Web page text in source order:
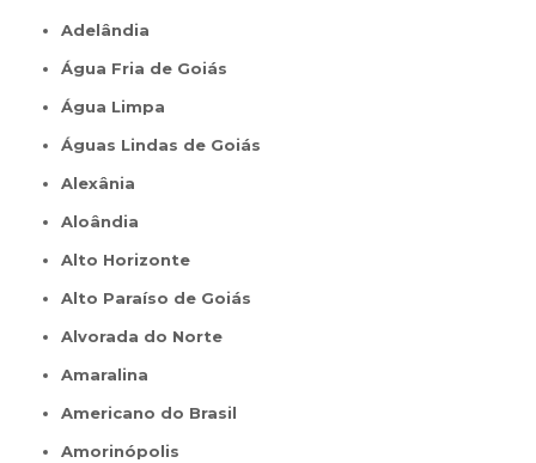
Adelândia
Água Fria de Goiás
Água Limpa
Águas Lindas de Goiás
Alexânia
Aloândia
Alto Horizonte
Alto Paraíso de Goiás
Alvorada do Norte
Amaralina
Americano do Brasil
Amorinópolis